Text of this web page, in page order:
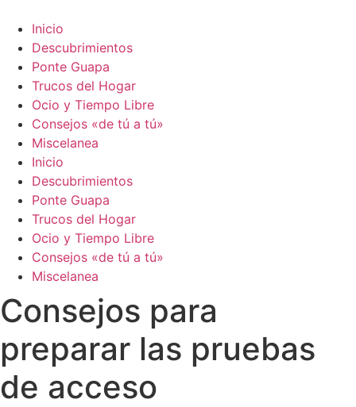
contenido
Inicio
Descubrimientos
Ponte Guapa
Trucos del Hogar
Ocio y Tiempo Libre
Consejos «de tú a tú»
Miscelanea
Inicio
Descubrimientos
Ponte Guapa
Trucos del Hogar
Ocio y Tiempo Libre
Consejos «de tú a tú»
Miscelanea
Consejos para
preparar las pruebas
de acceso